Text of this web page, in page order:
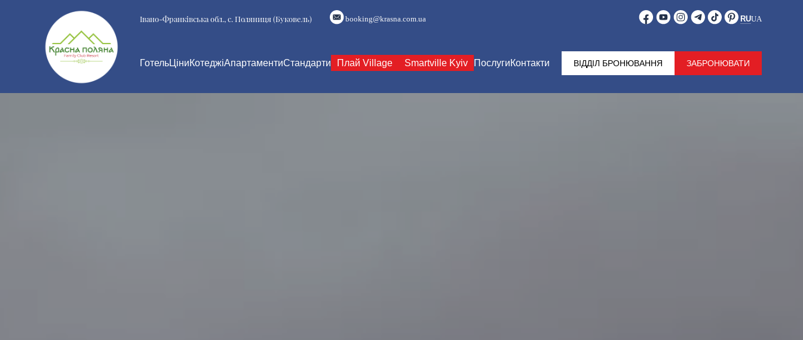
Івано-Франківська обл., с. Поляниця (Буковель) booking@krasna.com.ua RUUA
ГотельЦіниКотеджіАпартаментиСтандарти Плай Village Smartville Kyiv ПослугиКонтакти ВІДДІЛ БРОНЮВАННЯ ЗАБРОНЮВАТИ